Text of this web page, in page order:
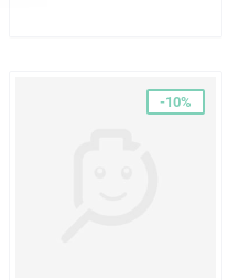
-10%